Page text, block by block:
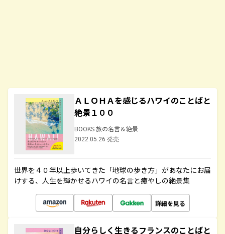
ＡＬＯＨＡを感じるハワイのことばと
絶景１００
BOOKS 旅の名言＆絶景
2022.05.26 発売
世界を４０年以上歩いてきた「地球の歩き方」があなたにお届
けする、人生を輝かせるハワイの名言と癒やしの絶景集
詳細を見る
自分らしく生きるフランスのことばと